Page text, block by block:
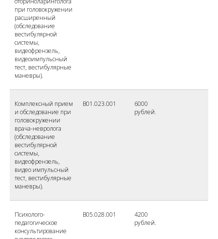
при головокружении
расширенный
(обследование
вестибулярной
системы,
видеофрензель,
видеоимпульсный
тест, вестибулярные
маневры).
Комплексный прием
и обследование при
головокружении
врача-невролога
(обследование
вестибулярной
системы,
видеофрензель,
видео импульсный
тест, вестибулярные
маневры).
B01.023.001
6000
рублей.
Психолого-
педагогическое
консультирование
В05.028.001
4200
рублей.